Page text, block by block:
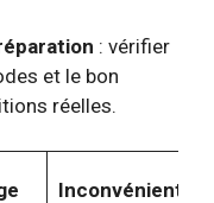
: vérifier
et le bon
réelles.
Inconvénient